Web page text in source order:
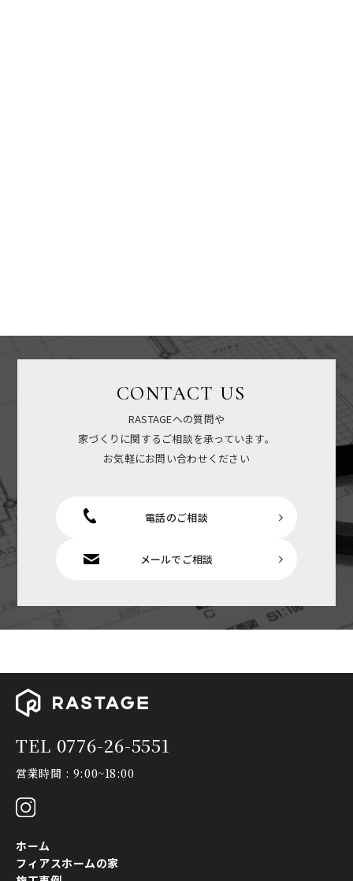
CONTACT US
RASTAGEへの質問や
家づくりに関するご相談を承っています。
お気軽にお問い合わせください
電話のご相談
メールでご相談
TEL 0776-26-5551
営業時間 : 9:00~18:00
ホーム
フィアスホームの家